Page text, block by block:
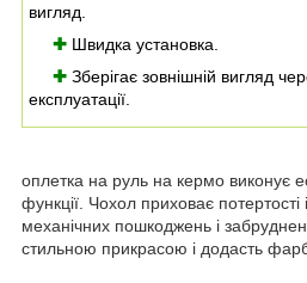
вигляд.
✚ Швидка установка.
✚ Зберігає зовнішній вигляд
експлуатації.
оплетка на руль на кермо виконує
функції. Чохол приховає потертості
механічних пошкоджень і
стильною прикрасою і додасть